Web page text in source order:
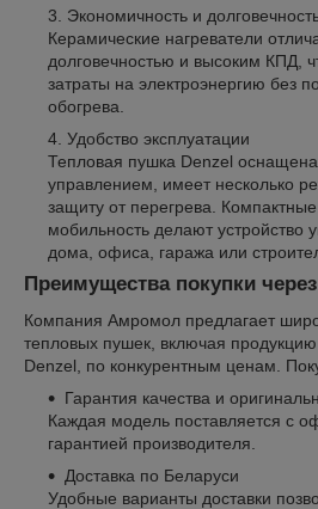
Экономичность и
Керамические нагреватели
долговечностью и высоким КПД,
затраты на электроэнергию без
обогрева.
Удобство эксплуатации
Тепловая пушка Denzel
управлением, имеет несколько
защиту от перегрева.
мобильность делают устройство
дома, офиса, гаража или
Преимущества покупки
Компания Амромол предлагает
тепловых пушек, включая продукцию
Denzel, по конкурентным ценам.
Гарантия качества и
Каждая модель поставляется с
гарантией производителя.
Доставка по Беларуси
Удобные варианты доставки